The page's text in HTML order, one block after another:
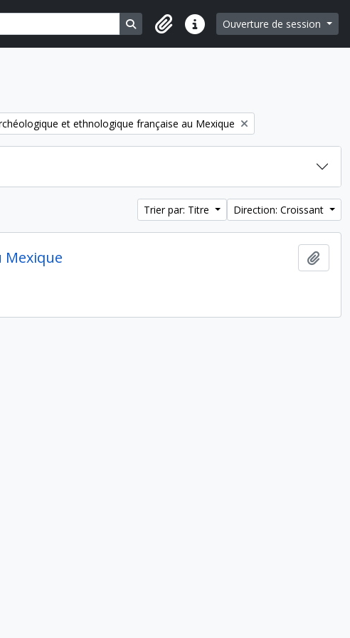
Search in browse page
Liens rapidesOuverture de session
et ethnologique française au Mexique
Trier par: Titre Direction: Croissant
Mexique